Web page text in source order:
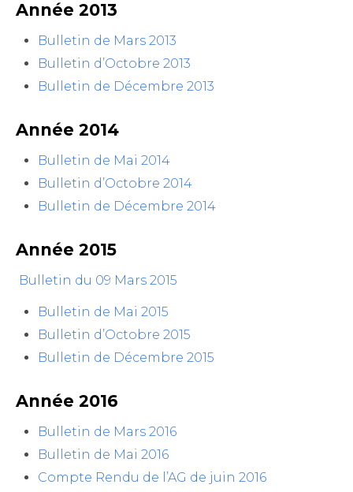
Année 2013
Bulletin de Mars 2013
Bulletin d’Octobre 2013
Bulletin de Décembre 2013
Année 2014
Bulletin de Mai 2014
Bulletin d’Octobre 2014
Bulletin de Décembre 2014
Année 2015
Bulletin du 09 Mars 2015
Bulletin de Mai 2015
Bulletin d’Octobre 2015
Bulletin de Décembre 2015
Année 2016
Bulletin de Mars 2016
Bulletin de Mai 2016
Compte Rendu de l’AG de juin 2016